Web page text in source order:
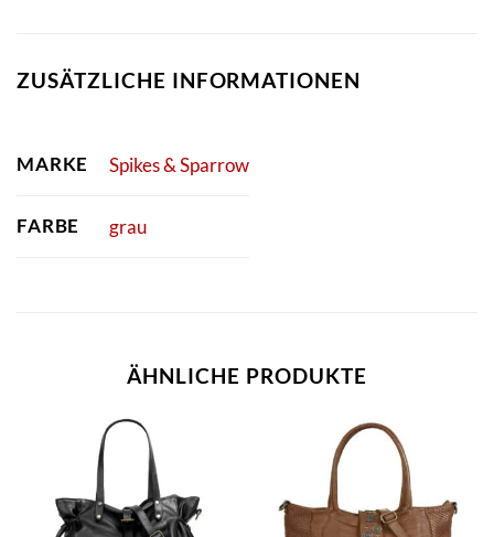
ZUSÄTZLICHE INFORMATIONEN
MARKE Spikes & Sparrow
FARBE grau
ÄHNLICHE PRODUKTE